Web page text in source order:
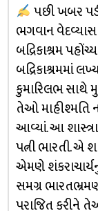
પછી ખબર
ભગવાન
બદ્રિકાશ્રમ
બદ્રિકાશ્રમમાં
કુમારિલભ સાથે
તેઓ માહીશ્મતિ
આવ્યાં. આ
પત્ની ભારતી. એ
એમણે
સમગ્ર ભારતભ્રમણ
પરાજિત કરીને